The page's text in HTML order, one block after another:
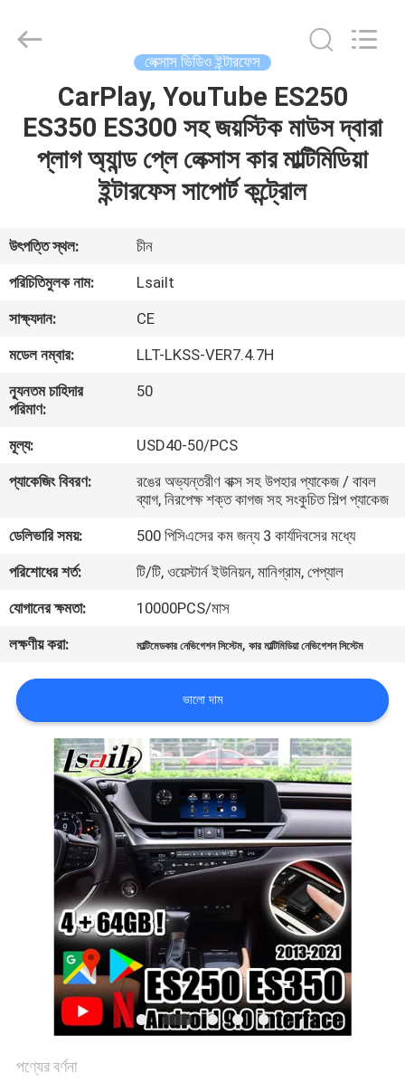
আমাদের
কারখানা
ভ্রমণ
মান
নিয়ন্ত্রণ
যোগাযোগ
করুন
খবর
কেস
PRIVACY
POLICY
Electron
Co.,Ltd.
লেক্সাস ভিডিও ইন্টারফেস
CarPlay, YouTube ES250
ES350 ES300 সহ জয়স্টিক মাউস দ্বারা
প্লাগ অ্যান্ড প্লে লেক্সাস কার মাল্টিমিডিয়া
ইন্টারফেস সাপোর্ট কন্ট্রোল
উৎপত্তি স্থল:
চীন
পরিচিতিমুলক নাম:
Lsailt
সাক্ষ্যদান:
CE
মডেল নম্বার:
LLT-LKSS-VER7.4.7H
ন্যূনতম চাহিদার
পরিমাণ:
50
মূল্য:
USD40-50/PCS
প্যাকেজিং বিবরণ:
রঙের অভ্যন্তরীণ বাক্স সহ উপহার প্যাকেজ / বাবল
ব্যাগ, নিরপেক্ষ শক্ত কাগজ সহ সংকুচিত শিল্প প্যাকেজ
ডেলিভারি সময়:
500 পিসিএসের কম জন্য 3 কার্যদিবসের মধ্যে
পরিশোধের শর্ত:
টি/টি, ওয়েস্টার্ন ইউনিয়ন, মানিগ্রাম, পেপ্যাল
যোগানের ক্ষমতা:
10000PCS/মাস
লক্ষণীয় করা:
মাল্টিমেডকার নেভিগেশন সিস্টেম,কার মাল্টিমিডিয়া নেভিগেশন সিস্টেম
ভালো দাম
পণ্যের বর্ণনা